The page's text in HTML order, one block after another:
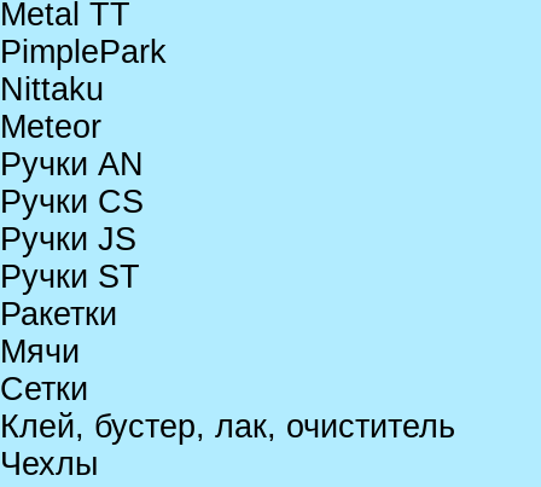
Metal TT
PimplePark
Nittaku
Meteor
Ручки AN
Ручки CS
Ручки JS
Ручки ST
Ракетки
Мячи
Сетки
Клей, бустер, лак, очиститель
Чехлы